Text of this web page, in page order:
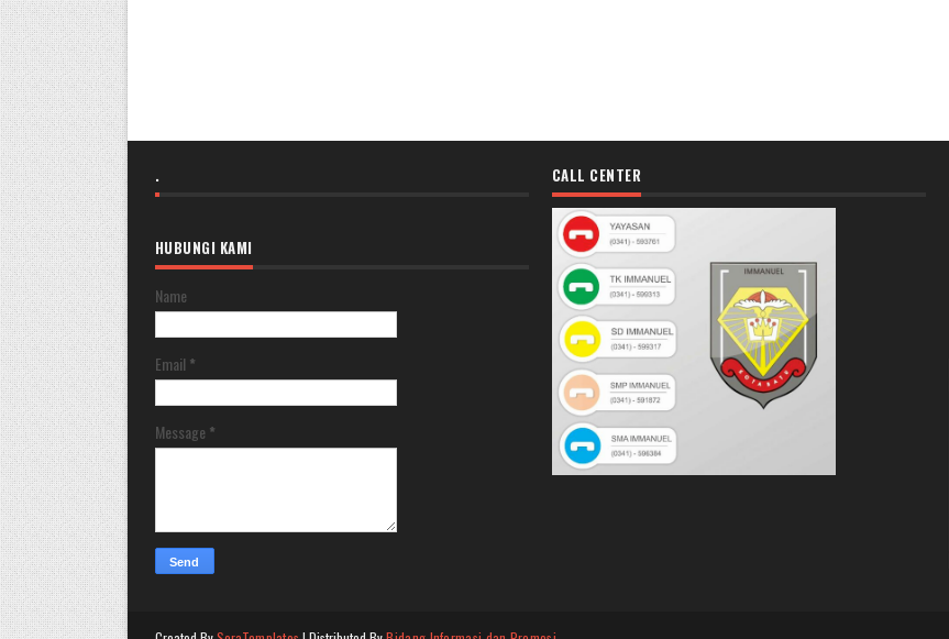
.
HUBUNGI KAMI
Name
Email *
Message *
CALL CENTER